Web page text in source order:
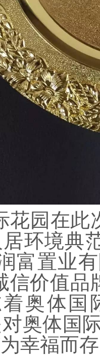
花园在此
环境典
富置业
信价值
奥体国
奥体国
幸福而